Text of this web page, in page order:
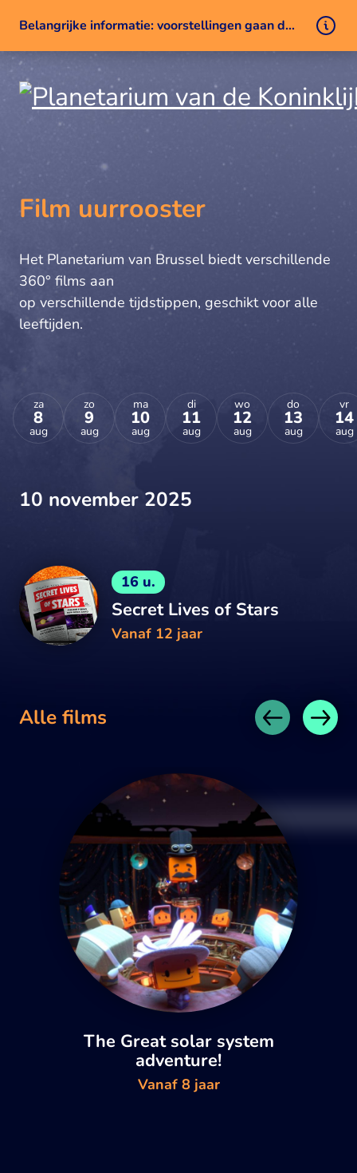
Belangrijke informatie: voorstellingen gaan door ondanks een technisch probleem
Film uurrooster
Het Planetarium van Brussel biedt verschillende
360° films aan
op verschillende tijdstippen, geschikt voor alle
leeftijden.
za
8
aug
zo
9
aug
ma
10
aug
di
11
aug
wo
12
aug
do
13
aug
vr
14
aug
10 november 2025
16 u.
Secret Lives of Stars
Vanaf 12 jaar
Alle films
The Great solar system
adventure!
Vanaf 8 jaar